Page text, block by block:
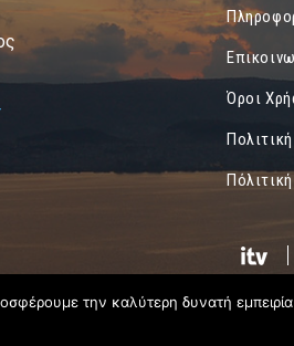
Όροι
την καλύτερη δυνατή